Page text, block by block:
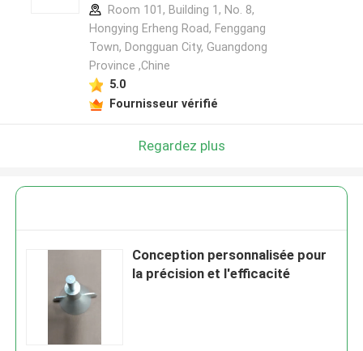
Room 101, Building 1, No. 8,
Hongying Erheng Road, Fenggang
Town, Dongguan City, Guangdong
Province ,Chine
5.0
Fournisseur vérifié
Regardez plus
Conception personnalisée pour
la précision et l'efficacité